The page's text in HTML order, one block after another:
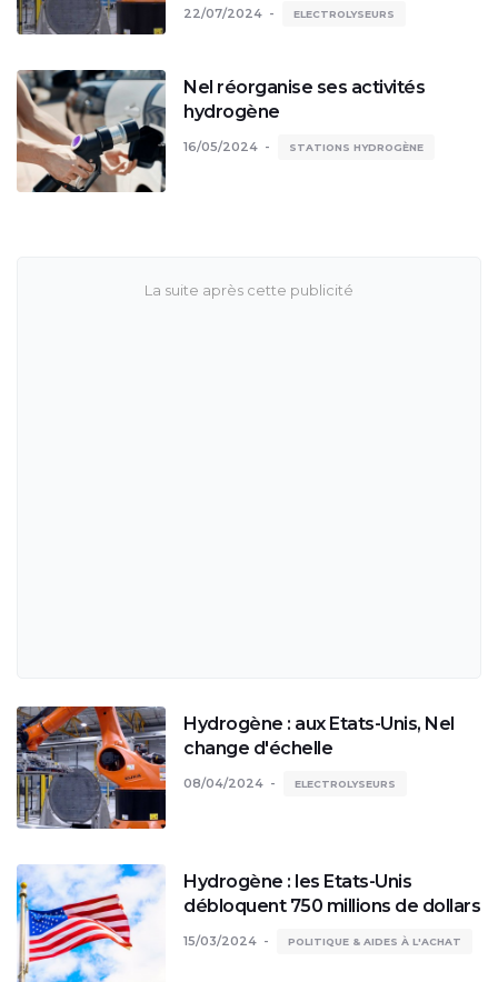
22/07/2024 ELECTROLYSEURS
Nel réorganise ses activités
hydrogène
16/05/2024 STATIONS HYDROGÈNE
Hydrogène : aux Etats-Unis, Nel
change d'échelle
08/04/2024 ELECTROLYSEURS
Hydrogène : les Etats-Unis
débloquent 750 millions de dollars
15/03/2024 POLITIQUE & AIDES À L'ACHAT